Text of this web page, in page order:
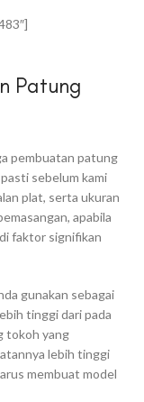
Patung
pembuatan patung
sebelum kami
plat, serta ukuran
apabila
faktor signifikan
gunakan sebagai
tinggi dari pada
tokoh yang
lebih tinggi
membuat model